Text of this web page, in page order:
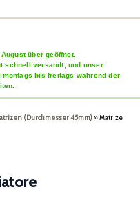
über geöffnet.
schnell versandt, und unser
bis freitags während der
(Durchmesser 45mm)»Matrize